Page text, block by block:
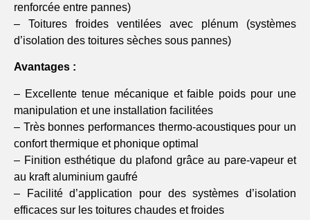
renforcée entre pannes)
– Toitures froides ventilées avec plénum (systèmes
d’isolation des toitures sèches sous pannes)
Avantages :
– Excellente tenue mécanique et faible poids pour une
manipulation et une installation facilitées
– Très bonnes performances thermo-acoustiques pour un
confort thermique et phonique optimal
– Finition esthétique du plafond grâce au pare-vapeur et
au kraft aluminium gaufré
– Facilité d’application pour des systèmes d’isolation
efficaces sur les toitures chaudes et froides